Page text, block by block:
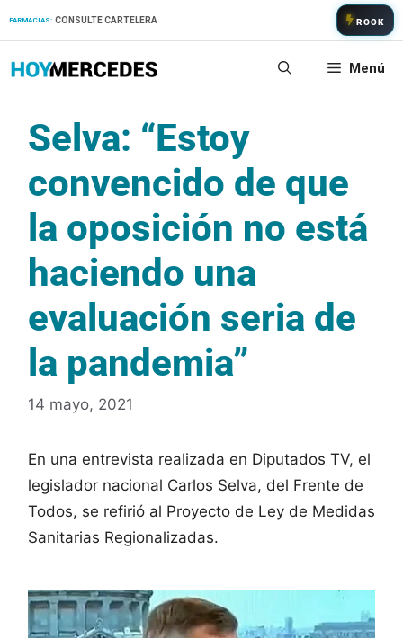
FARMACIAS: CONSULTE CARTELERA ROCK
Menú
Selva: “Estoy
convencido de que
la oposición no está
haciendo una
evaluación seria de
la pandemia”
14 mayo, 2021
En una entrevista realizada en Diputados TV, el
legislador nacional Carlos Selva, del Frente de
Todos, se refirió al Proyecto de Ley de Medidas
Sanitarias Regionalizadas.